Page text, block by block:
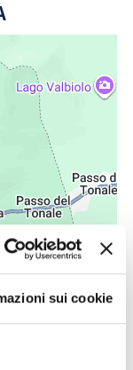
sui cookie